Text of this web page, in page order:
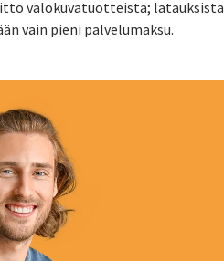
valokuvatuotteista; latauksista
vain pieni palvelumaksu.